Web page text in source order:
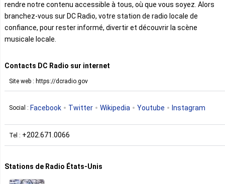
rendre notre contenu accessible à tous, où que vous soyez. Alors
branchez-vous sur DC Radio, votre station de radio locale de
confiance, pour rester informé, divertir et découvrir la scène
musicale locale.
Contacts DC Radio sur internet
Site web : https://dcradio.gov
Social : Facebook Twitter Wikipedia Youtube Instagram
Tel : +202.671.0066
Stations de Radio États-Unis